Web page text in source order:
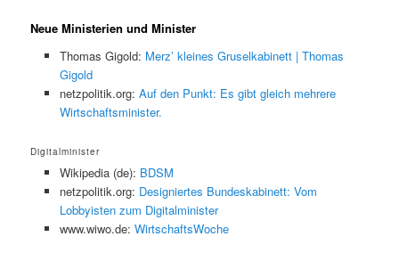
Neue Ministerien und Minister
Thomas Gigold: Merz’ kleines Gruselkabinett | Thomas
Gigold
netzpolitik.org: Auf den Punkt: Es gibt gleich mehrere
Wirtschaftsminister.
Digitalminister
Wikipedia (de): BDSM
netzpolitik.org: Designiertes Bundeskabinett: Vom
Lobbyisten zum Digitalminister
www.wiwo.de: WirtschaftsWoche